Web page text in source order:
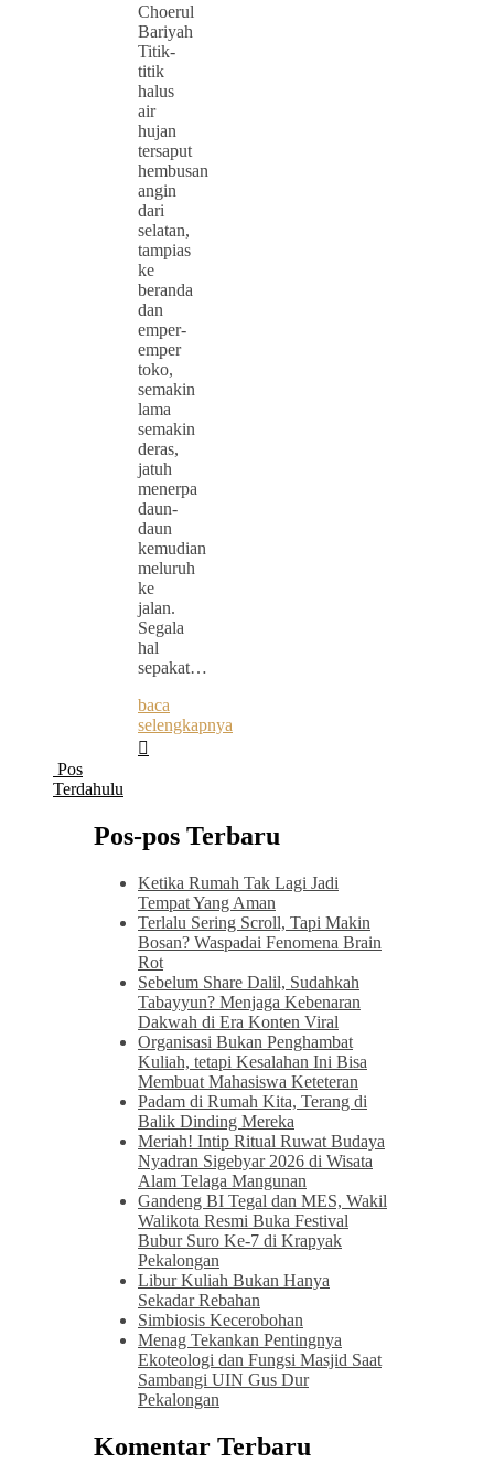
Choerul
Bariyah
Titik-
titik
halus
air
hujan
tersaput
hembusan
angin
dari
selatan,
tampias
ke
beranda
dan
emper-
emper
toko,
semakin
lama
semakin
deras,
jatuh
menerpa
daun-
daun
kemudian
meluruh
ke
jalan.
Segala
hal
sepakat…
baca
selengkapnya
Pos
Terdahulu
Pos-pos Terbaru
Ketika Rumah Tak Lagi Jadi
Tempat Yang Aman
Terlalu Sering Scroll, Tapi Makin
Bosan? Waspadai Fenomena Brain
Rot
Sebelum Share Dalil, Sudahkah
Tabayyun? Menjaga Kebenaran
Dakwah di Era Konten Viral
Organisasi Bukan Penghambat
Kuliah, tetapi Kesalahan Ini Bisa
Membuat Mahasiswa Keteteran
Padam di Rumah Kita, Terang di
Balik Dinding Mereka
Meriah! Intip Ritual Ruwat Budaya
Nyadran Sigebyar 2026 di Wisata
Alam Telaga Mangunan
Gandeng BI Tegal dan MES, Wakil
Walikota Resmi Buka Festival
Bubur Suro Ke-7 di Krapyak
Pekalongan
Libur Kuliah Bukan Hanya
Sekadar Rebahan
Simbiosis Kecerobohan
Menag Tekankan Pentingnya
Ekoteologi dan Fungsi Masjid Saat
Sambangi UIN Gus Dur
Pekalongan
Komentar Terbaru